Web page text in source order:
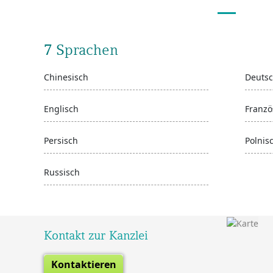
7 Sprachen
Chinesisch
Englisch
Persisch
Russisch
Kontakt zur Kanzlei
Kontaktieren